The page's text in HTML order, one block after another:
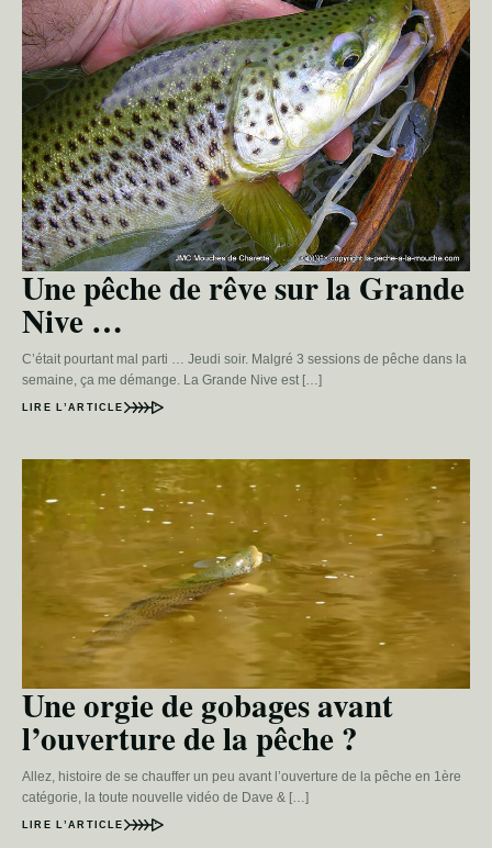
Une pêche de rêve sur la Grande
Nive …
C’était pourtant mal parti … Jeudi soir. Malgré 3 sessions de pêche dans la
semaine, ça me démange. La Grande Nive est […]
LIRE L’ARTICLE
Une orgie de gobages avant
l’ouverture de la pêche ?
Allez, histoire de se chauffer un peu avant l’ouverture de la pêche en 1ère
catégorie, la toute nouvelle vidéo de Dave & […]
LIRE L’ARTICLE